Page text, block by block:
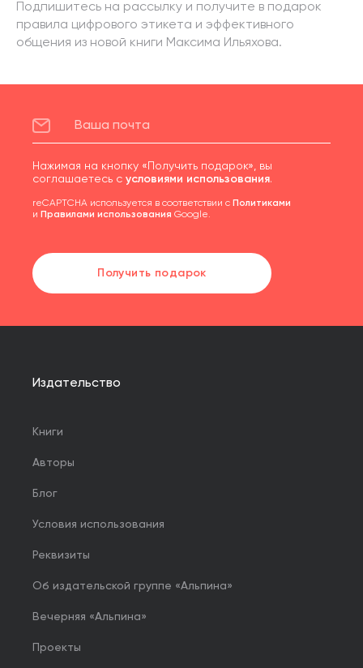
Подпишитесь на рассылку и получите в подарок
правила цифрового этикета и эффективного
общения из новой книги Максима Ильяхова.
Нажимая на кнопку «Получить подарок», вы
соглашаетесь с условиями использования.
reCAPTCHA используется в соответствии с Политиками
и Правилами использования Google.
Получить подарок
Издательство
Книги
Авторы
Блог
Условия использования
Реквизиты
Об издательской группе «Альпина»
Вечерняя «Альпина»
Проекты